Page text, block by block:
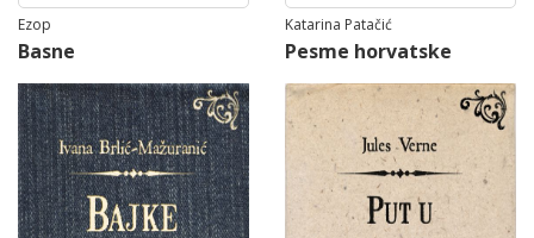
Ezop
Basne
Katarina Patačić
Pesme horvatske